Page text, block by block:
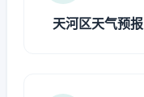
天河区天气预报